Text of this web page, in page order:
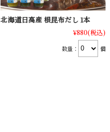
北海道日高産 根昆布だし 1本
¥880(税込)
数量： 個